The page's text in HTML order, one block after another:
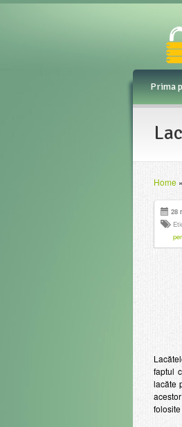
Prima
Home »
28
faptul
lacăte
acestor